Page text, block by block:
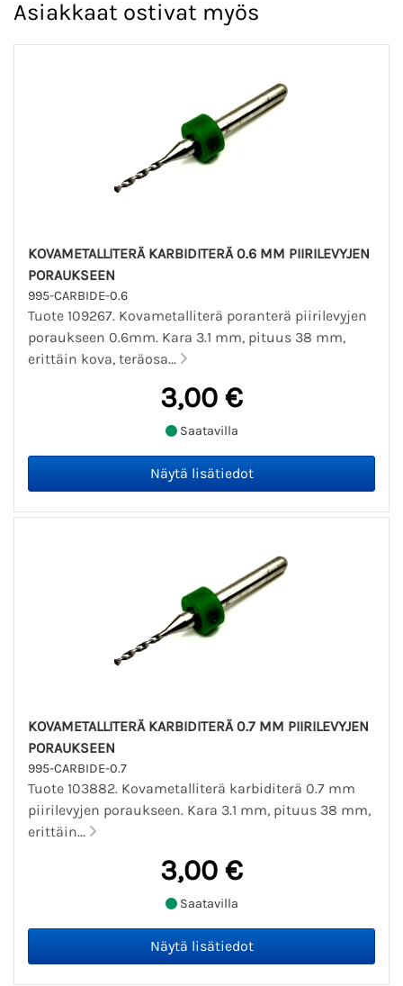
Asiakkaat ostivat myös
KOVAMETALLITERÄ KARBIDITERÄ 0.6 MM PIIRILEVYJEN
PORAUKSEEN
995-CARBIDE-0.6
Tuote 109267. Kovametalliterä poranterä piirilevyjen
poraukseen 0.6mm. Kara 3.1 mm, pituus 38 mm,
erittäin kova, teräosa...
3,00 €
Saatavilla
KOVAMETALLITERÄ KARBIDITERÄ 0.7 MM PIIRILEVYJEN
PORAUKSEEN
995-CARBIDE-0.7
Tuote 103882. Kovametalliterä karbiditerä 0.7 mm
piirilevyjen poraukseen. Kara 3.1 mm, pituus 38 mm,
erittäin...
3,00 €
Saatavilla